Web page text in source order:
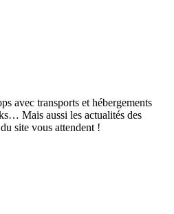
avec transports et hébergements
Mais aussi les actualités des
site vous attendent !